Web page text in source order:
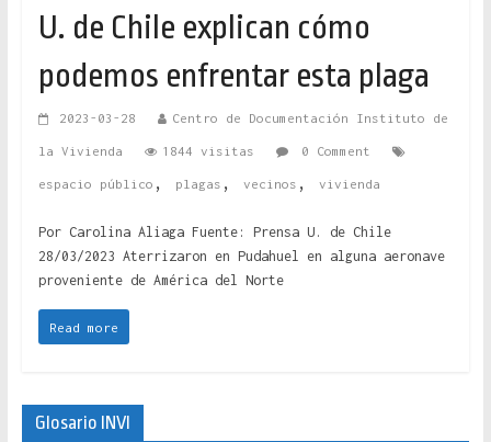
U. de Chile explican cómo
podemos enfrentar esta plaga
2023-03-28 Centro de Documentación Instituto de
la Vivienda 1844 visitas 0 Comment
espacio público , plagas , vecinos , vivienda
Por Carolina Aliaga Fuente: Prensa U. de Chile
28/03/2023 Aterrizaron en Pudahuel en alguna aeronave
proveniente de América del Norte
Read more
Glosario INVI